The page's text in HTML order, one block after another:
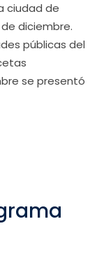
ciudad de
diciembre.
públicas del
se presentó